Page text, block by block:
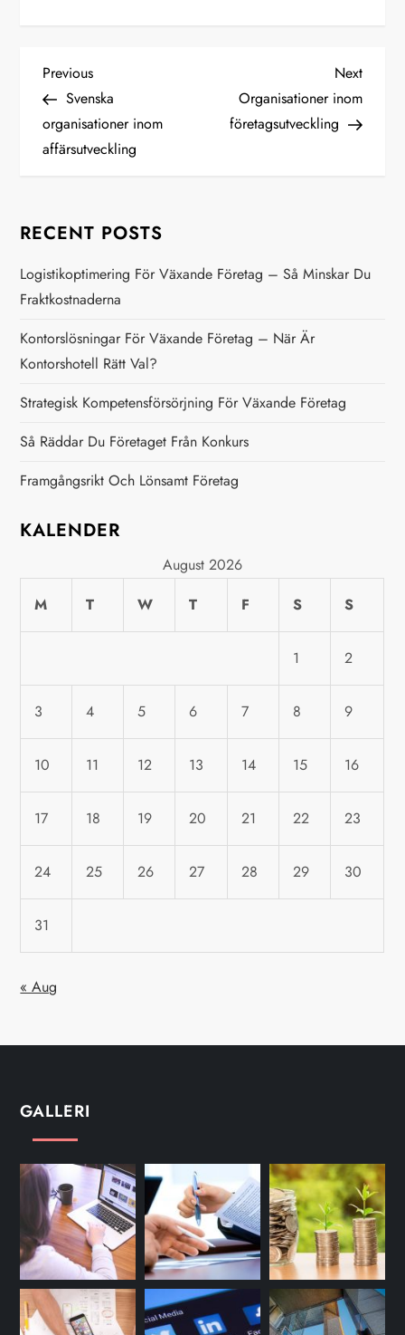
P
o
s
n
a
v
i
g
i
o
n
Previous
Post
Previous
Svenska
organisationer inom
affärsutveckling
Next
Post
Next
Organisationer inom
företagsutveckling
RECENT POSTS
Logistikoptimering För Växande Företag – Så Minskar Du
Fraktkostnaderna
Kontorslösningar För Växande Företag – När Är
Kontorshotell Rätt Val?
Strategisk Kompetensförsörjning För Växande Företag
Så Räddar Du Företaget Från Konkurs
Framgångsrikt Och Lönsamt Företag
KALENDER
August 2026
M
T W T F S S
1 2
3 4 5 6 7 8 9
10 11 12 13 14 15 16
17 18 19 20 21 22 23
24 25 26 27 28 29 30
31
« Aug
GALLERI